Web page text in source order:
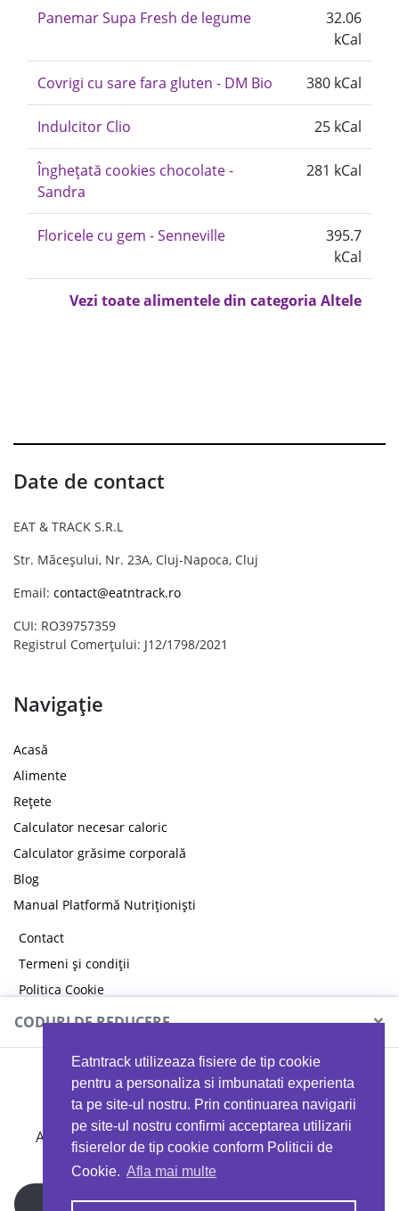
Eatntrack utilizeaza fisiere de tip cookie
pentru a personaliza si imbunatati experienta
ta pe site-ul nostru. Prin continuarea navigarii
pe site-ul nostru confirmi acceptarea utilizarii
fisierelor de tip cookie conform Politicii de
Cookie. Afla mai multe
Panemar Supa Fresh de legume
32.06
kCal
Covrigi cu sare fara gluten - DM Bio 380 kCal
Indulcitor Clio 25 kCal
Înghețată cookies chocolate -
Sandra
281 kCal
Floricele cu gem - Senneville
395.7
kCal
Vezi toate alimentele din categoria Altele
Date de contact
EAT & TRACK S.R.L
Str. Măceșului, Nr. 23A, Cluj-Napoca, Cluj
Email: contact@eatntrack.ro
CUI: RO39757359
Registrul Comerțului: J12/1798/2021
Navigație
Acasă
Alimente
Rețete
Calculator necesar caloric
Calculator grăsime corporală
Blog
Manual Platformă Nutriționiști
Contact
Termeni și condiții
Politica Cookie
Politica de confidențialitate
CODURI DE REDUCERE ×
MYPROTEIN
Ai 40%reducere la orice comandă folosind codul
EATTRACK
Profită acum